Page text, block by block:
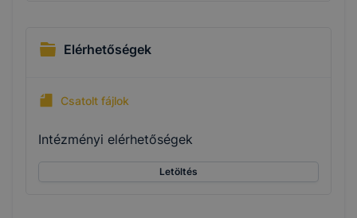
Elérhetőségek
Csatolt fájlok
Intézményi elérhetőségek
Letöltés